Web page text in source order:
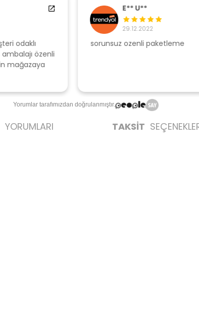
E** U**
sorunsuz ozenli paketleme
Yorumlar tarafımızdan doğrulanmıştır.
YORUMLARI TAKSİT